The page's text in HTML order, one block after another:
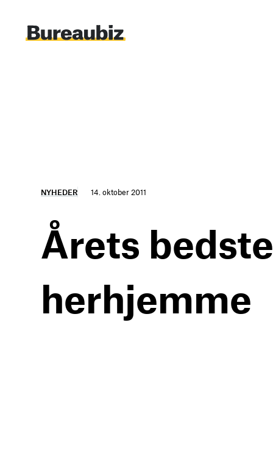
indhold
NYHEDER 14. oktober 2011
Årets
herhjemme